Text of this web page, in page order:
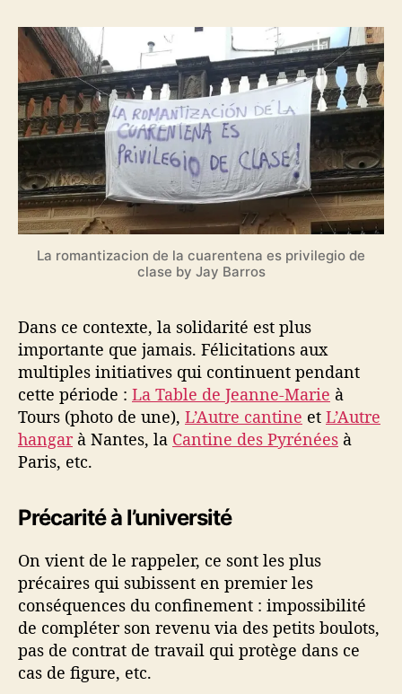
La romantizacion de la cuarentena es privilegio de
clase by Jay Barros
Dans ce contexte, la solidarité est plus
importante que jamais. Félicitations aux
multiples initiatives qui continuent pendant
cette période : La Table de Jeanne-Marie à
Tours (photo de une), L’Autre cantine et L’Autre
hangarà Nantes, la Cantine des Pyrénées à
Paris, etc.
Précarité à l’université
On vient de le rappeler, ce sont les plus
précaires qui subissent en premier les
conséquences du confinement : impossibilité
de compléter son revenu via des petits boulots,
pas de contrat de travail qui protège dans ce
cas de figure, etc.